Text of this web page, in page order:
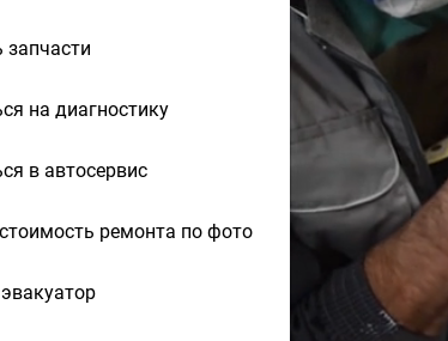
запчасти
на диагностику
в автосервис
ремонта по фото